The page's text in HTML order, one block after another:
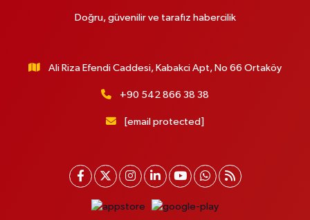
Doğru, güvenilir ve tarafız habercilik
Ali Riza Efendi Caddesi, Kabakci Apt, No 66 Ortaköy
+90 542 866 38 38
[email protected]